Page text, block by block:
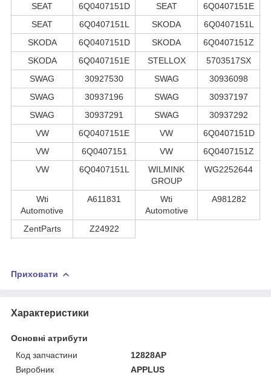
SEAT
6Q0407151D SEAT
6Q0407151E
SEAT
6Q0407151L SKODA
6Q0407151L
SKODA
6Q0407151D SKODA
6Q0407151Z
SKODA
6Q0407151E STELLOX
5703517SX
SWAG
30927530 SWAG
30936098
SWAG
30937196 SWAG
30937197
SWAG
30937291 SWAG
30937292
VW
6Q0407151E VW
6Q0407151D
VW
6Q0407151 VW
6Q0407151Z
VW
6Q0407151L
WILMINK
GROUP
WG2252644
Wti
Automotive
A611831
Wti
Automotive
A981282
ZentParts Z24922
Приховати
Характеристики
Основні атрибути
Код запчастини
12828AP
Виробник
APPLUS